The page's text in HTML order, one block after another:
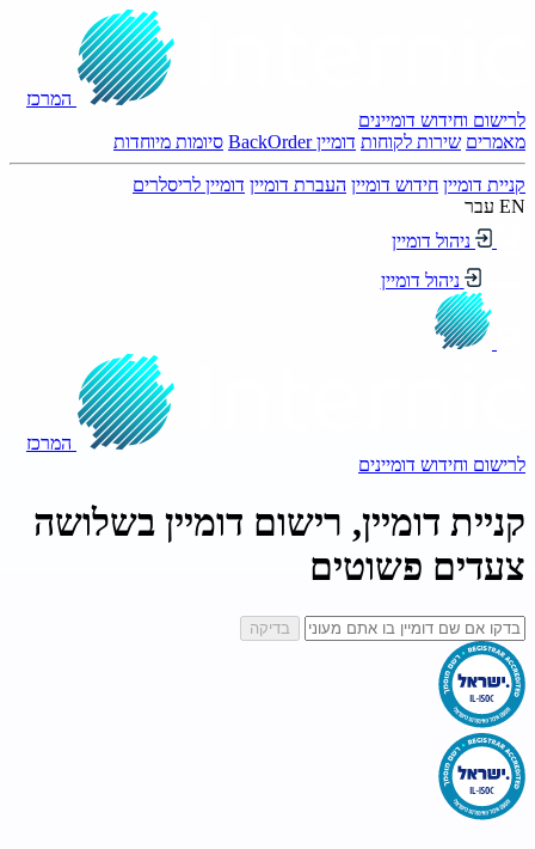
המרכז
לרישום וחידוש דומיינים
מאמרים שירות לקוחות דומיין BackOrder סיומות מיוחדות
קניית דומיין חידוש דומיין העברת דומיין דומיין לריסלרים
EN עבר
ניהול דומיין
ניהול דומיין
המרכז
לרישום וחידוש דומיינים
קניית דומיין, רישום דומיין בשלושה
צעדים פשוטים
בדיקה